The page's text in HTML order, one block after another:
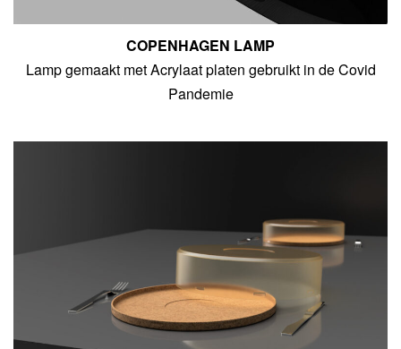
COPENHAGEN LAMP
Lamp gemaakt met Acrylaat platen gebruikt in de Covid
Pandemie